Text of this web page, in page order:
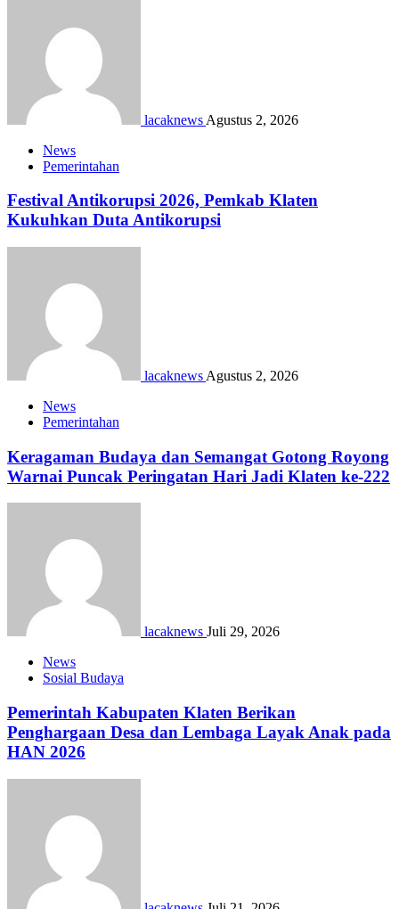
lacaknews Agustus 2, 2026
News
Pemerintahan
Festival Antikorupsi 2026, Pemkab Klaten
Kukuhkan Duta Antikorupsi
lacaknews Agustus 2, 2026
News
Pemerintahan
Keragaman Budaya dan Semangat Gotong Royong
Warnai Puncak Peringatan Hari Jadi Klaten ke-222
lacaknews Juli 29, 2026
News
Sosial Budaya
Pemerintah Kabupaten Klaten Berikan
Penghargaan Desa dan Lembaga Layak Anak pada
HAN 2026